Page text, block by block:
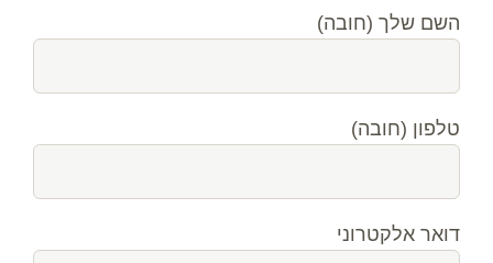
השם שלך (חובה)
טלפון (חובה)
דואר אלקטרוני